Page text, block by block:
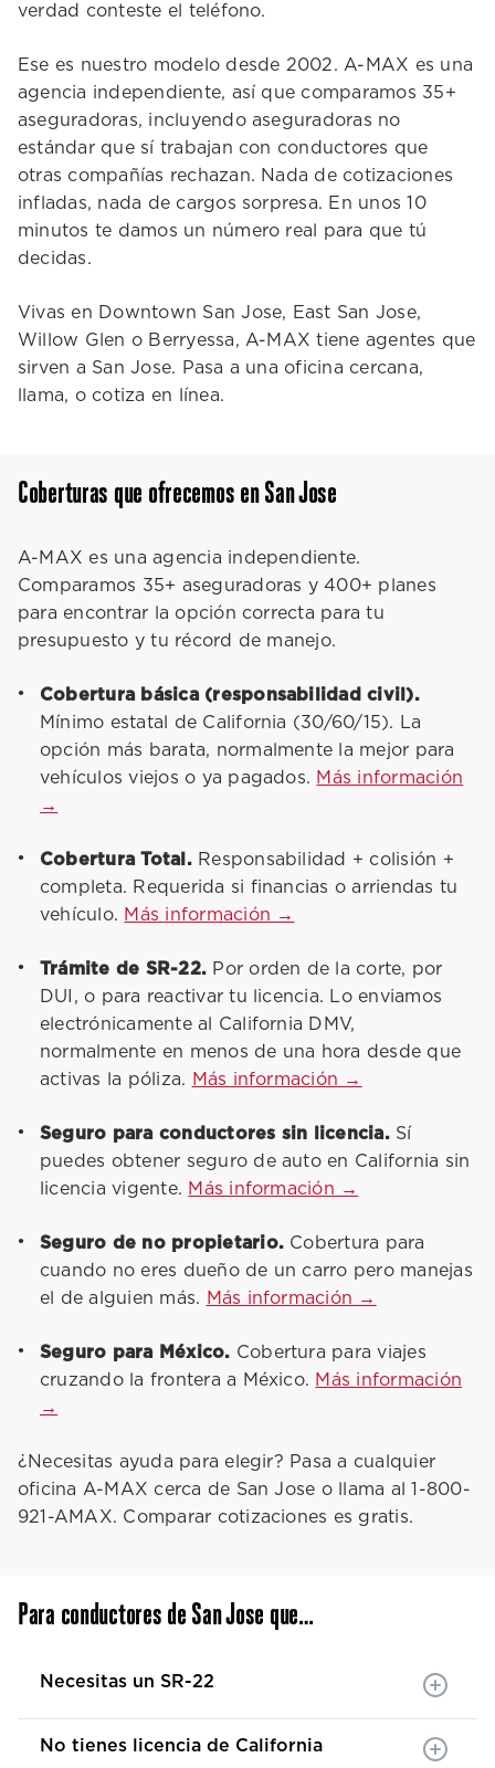
verdad conteste el teléfono.
Ese es nuestro modelo desde 2002. A-MAX es una
agencia independiente, así que comparamos 35+
aseguradoras, incluyendo aseguradoras no
estándar que sí trabajan con conductores que
otras compañías rechazan. Nada de cotizaciones
infladas, nada de cargos sorpresa. En unos 10
minutos te damos un número real para que tú
decidas.
Vivas en Downtown San Jose, East San Jose,
Willow Glen o Berryessa, A-MAX tiene agentes que
sirven a San Jose. Pasa a una oficina cercana,
llama, o cotiza en línea.
Coberturas que ofrecemos en San Jose
A-MAX es una agencia independiente.
Comparamos 35+ aseguradoras y 400+ planes
para encontrar la opción correcta para tu
presupuesto y tu récord de manejo.
Cobertura básica (responsabilidad civil).
Mínimo estatal de California (30/60/15). La
opción más barata, normalmente la mejor para
vehículos viejos o ya pagados. Más información
→
Cobertura Total.Responsabilidad + colisión +
completa. Requerida si financias o arriendas tu
vehículo. Más información →
Trámite de SR-22. Por orden de la corte, por
DUI, o para reactivar tu licencia. Lo enviamos
electrónicamente al California DMV,
normalmente en menos de una hora desde que
activas la póliza. Más información →
Seguro para conductores sin licencia.Sí
puedes obtener seguro de auto en California sin
licencia vigente. Más información →
Seguro de no propietario. Cobertura para
cuando no eres dueño de un carro pero manejas
el de alguien más. Más información →
Seguro para México. Cobertura para viajes
cruzando la frontera a México. Más información
→
¿Necesitas ayuda para elegir? Pasa a cualquier
oficina A-MAX cerca de San Jose o llama al 1-800-
921-AMAX. Comparar cotizaciones es gratis.
Para conductores de San Jose que…
Necesitas un SR-22
No tienes licencia de California